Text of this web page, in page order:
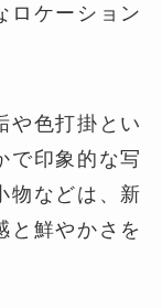
ロケーション
や色打掛とい
で印象的な写
物などは、新
と鮮やかさを